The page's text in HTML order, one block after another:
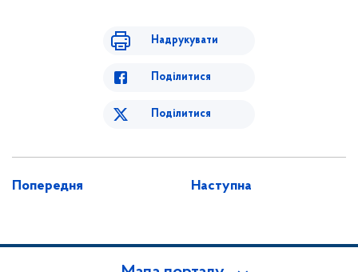
Надрукувати
Поділитися
Поділитися
Попередня Наступна